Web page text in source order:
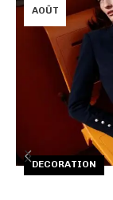
AOÛT
DECORATION